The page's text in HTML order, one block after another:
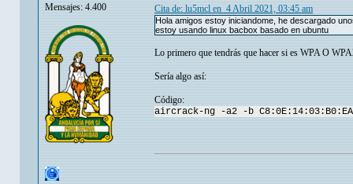
Mensajes: 4.400 Cita de: lu5mcl en 4 Abril 2021, 03:45 am
Hola amigos estoy iniciandome, he descargado
estoy usando linux bacbox basado en ubuntu
Lo primero que tendrás que hacer si es WPA O
Sería algo así:
Código:
aircrack-ng -a2 -b